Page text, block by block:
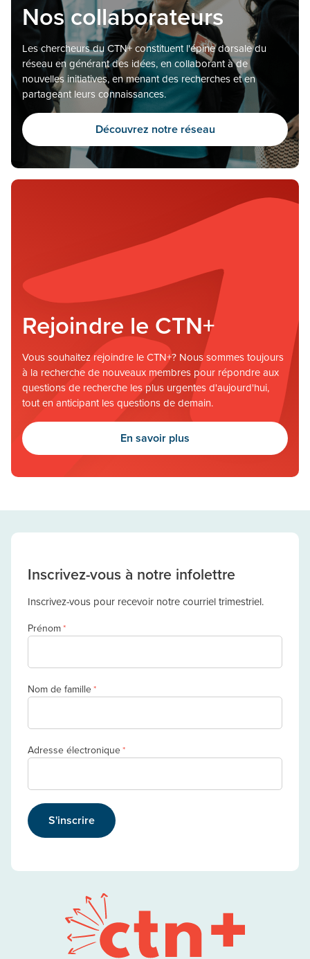
Nos collaborateurs
Les chercheurs du CTN+ constituent l'épine dorsale du
réseau en générant des idées, en collaborant à de
nouvelles initiatives, en menant des recherches et en
partageant leurs connaissances.
Découvrez notre réseau
Rejoindre le CTN+
Vous souhaitez rejoindre le CTN+? Nous sommes toujours
à la recherche de nouveaux membres pour répondre aux
questions de recherche les plus urgentes d'aujourd'hui,
tout en anticipant les questions de demain.
En savoir plus
Inscrivez-vous à notre infolettre
Inscrivez-vous pour recevoir notre courriel trimestriel.
Prénom*
Nom de famille*
Adresse électronique*
S'inscrire